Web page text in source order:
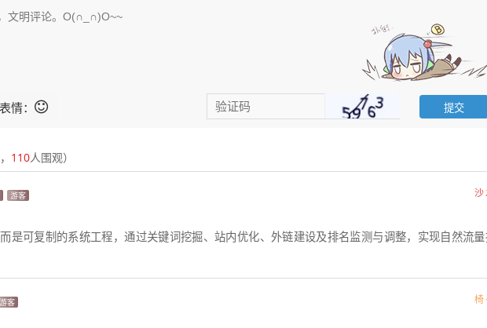
表情：
110人围观）
游客
是可复制的系统工程，通过关键词挖掘、站内优化、外链建设及排名监测与调整，实现自然流
游客